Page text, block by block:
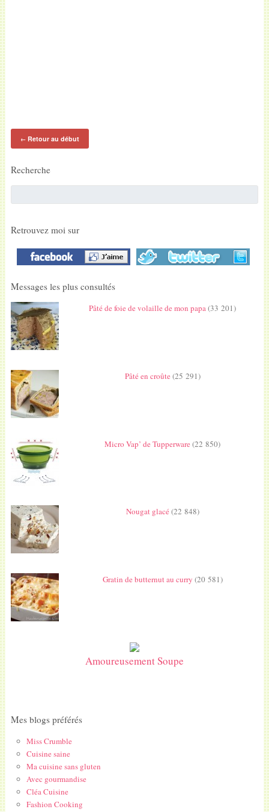
←Retour au début
Recherche
Retrouvez moi sur
Messages les plus consultés
Pâté de foie de volaille de mon papa(33 201)
Pâté en croûte(25 291)
Micro Vap’ de Tupperware(22 850)
Nougat glacé(22 848)
Gratin de butternut au curry (20 581)
Amoureusement Soupe
Mes blogs préférés
Miss Crumble
Cuisine saine
Ma cuisine sans gluten
Avec gourmandise
Cléa Cuisine
Fashion Cooking